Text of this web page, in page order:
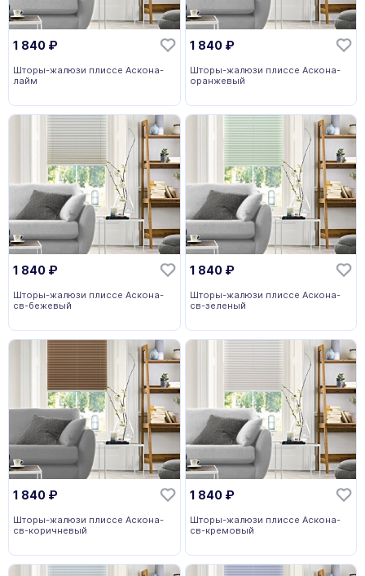
1 840 ₽
Шторы-жалюзи плиссе Аскона-
лайм
1 840 ₽
Шторы-жалюзи плиссе Аскона-
оранжевый
1 840 ₽
Шторы-жалюзи плиссе Аскона-
св-бежевый
1 840 ₽
Шторы-жалюзи плиссе Аскона-
св-зеленый
1 840 ₽
Шторы-жалюзи плиссе Аскона-
св-коричневый
1 840 ₽
Шторы-жалюзи плиссе Аскона-
св-кремовый